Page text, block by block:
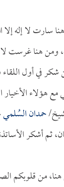
لا إله إلا
ومن هنا غرست
في أول اللقاء
هؤلاء الأخيار
حمدان السُلمي
ثم أشكر
من قلوبكم